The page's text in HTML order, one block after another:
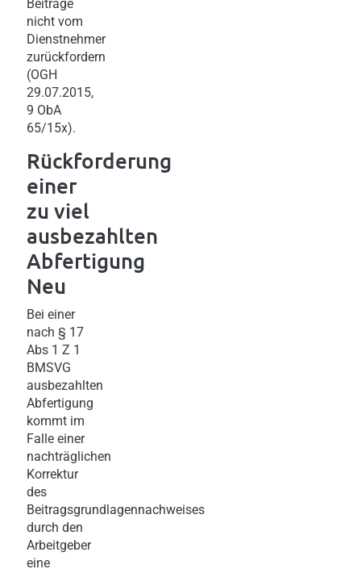
Beiträge
nicht vom
Dienstnehmer
zurückfordern
(OGH
29.07.2015,
9 ObA
65/15x).
Rückforderung
einer
zu viel
ausbezahlten
Abfertigung
Neu
Bei einer
nach § 17
Abs 1 Z 1
BMSVG
ausbezahlten
Abfertigung
kommt im
Falle einer
nachträglichen
Korrektur
des
Beitragsgrundlagennachweises
durch den
Arbeitgeber
eine